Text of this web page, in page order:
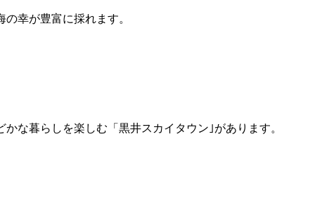
幸が豊富に採れます。
な暮らしを楽しむ「黒井スカイタウン｣があります。